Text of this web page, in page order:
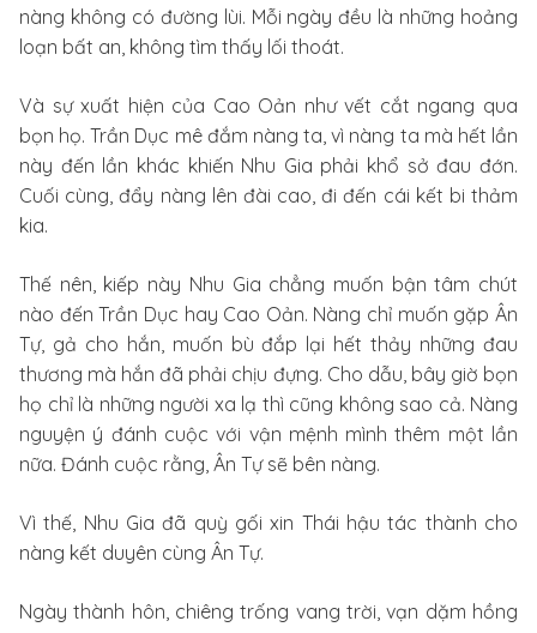
nàng không có đường lùi. Mỗi ngày đều là những hoảng
loạn bất an, không tìm thấy lối thoát.
Và sự xuất hiện của Cao Oản như vết cắt ngang qua
bọn họ. Trần Dục mê đắm nàng ta, vì nàng ta mà hết lần
này đến lần khác khiến Nhu Gia phải khổ sở đau đớn.
Cuối cùng, đẩy nàng lên đài cao, đi đến cái kết bi thảm
kia.
Thế nên, kiếp này Nhu Gia chẳng muốn bận tâm chút
nào đến Trần Dục hay Cao Oản. Nàng chỉ muốn gặp Ân
Tự, gả cho hắn, muốn bù đắp lại hết thảy những đau
thương mà hắn đã phải chịu đựng. Cho dẫu, bây giờ bọn
họ chỉ là những người xa lạ thì cũng không sao cả. Nàng
nguyện ý đánh cuộc với vận mệnh mình thêm một lần
nữa. Đánh cuộc rằng, Ân Tự sẽ bên nàng.
Vì thế, Nhu Gia đã quỳ gối xin Thái hậu tác thành cho
nàng kết duyên cùng Ân Tự.
Ngày thành hôn, chiêng trống vang trời, vạn dặm hồng